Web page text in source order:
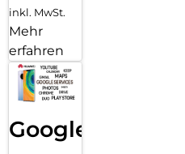
inkl. MwSt.
Mehr
erfahren
Google